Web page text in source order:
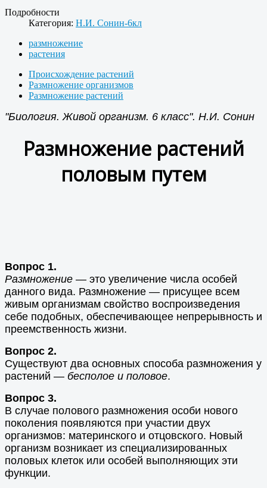
Подробности
Категория: Н.И. Сонин-6кл
размножение
растения
Происхождение растений
Размножение организмов
Размножение растений
"Биология. Живой организм. 6 класс". Н.И. Сонин
Размножение растений
половым путем
Вопрос 1.
Размножение — это увеличение числа особей
данного вида. Размножение — присущее всем
живым организмам свойство воспроизведения
себе подобных, обеспечивающее непрерывность и
преемственность жизни.
Вопрос 2.
Существуют два основных способа размножения у
растений — бесполое и половое.
Вопрос 3.
В случае полового размножения особи нового
поколения появляются при участии двух
организмов: материнского и отцовского. Новый
организм возникает из специализированных
половых клеток или особей выполняющих эти
функции.